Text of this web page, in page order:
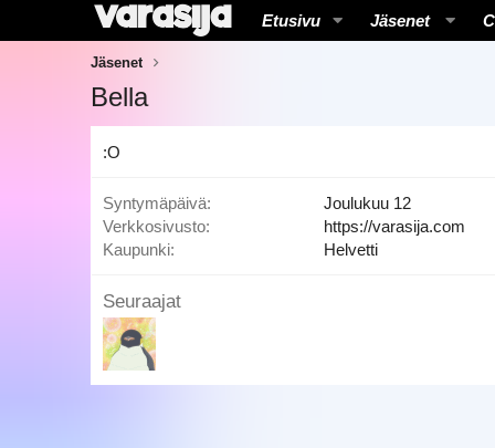
Etusivu Jäsenet
Jäsenet
Bella
:O
Syntymäpäivä
Joulukuu 12
Verkkosivusto
https://varasija.com
Kaupunki
Helvetti
Seuraajat